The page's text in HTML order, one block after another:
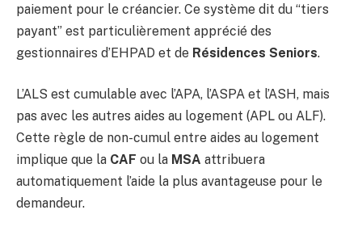
paiement pour le créancier. Ce système dit du “tiers
payant” est particulièrement apprécié des
gestionnaires d’EHPAD et de Résidences Seniors.
L’ALS est cumulable avec l’APA, l’ASPA et l’ASH, mais
pas avec les autres aides au logement (APL ou ALF).
Cette règle de non-cumul entre aides au logement
implique que la CAF ou la MSA attribuera
automatiquement l’aide la plus avantageuse pour le
demandeur.